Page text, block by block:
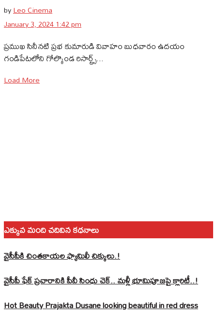
byLeo Cinema
January 3, 2024 1:42 pm
ప్రముఖ సినీనటి ప్రభ కుమారుడి వివాహం బుధవారం ఉదయం
గండిపేటలోని గోల్కొండ రిసార్ట్స్...
Load More
ఎక్కువ మంది చదివిన కధనాలు
వైసీపీకి చింతకాయల ఫ్యామిలీ చిక్కులు.!
వైసీపీ ఫేక్ ప్రచారానికి పీవీ సింధు చెక్.. మళ్లీ భూమిపూజపై క్లారిటీ..!
Hot Beauty Prajakta Dusane looking beautiful in red dress